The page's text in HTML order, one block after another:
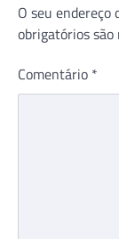
O seu endereço
obrigatórios são
Comentário *